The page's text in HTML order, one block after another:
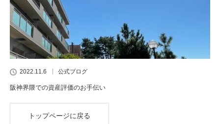
2022.11.6 公式ブログ
阪神界隈での資産評価のお手伝い
トップページに戻る